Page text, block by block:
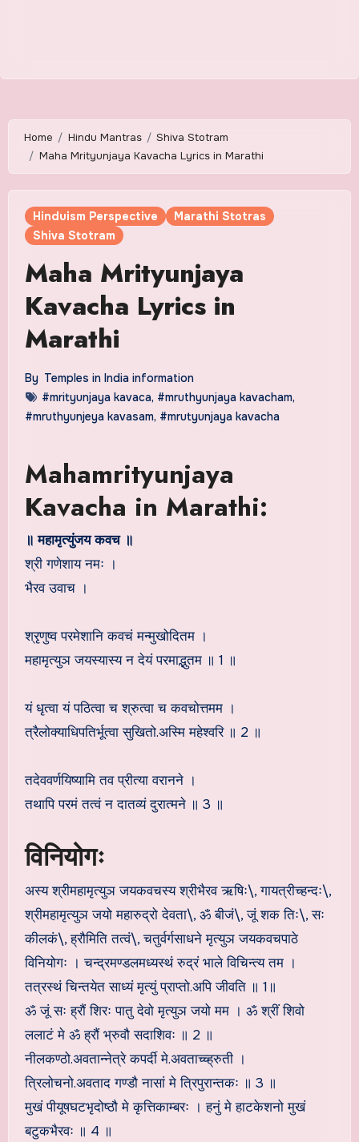
Home Hindu Mantras
Shiva Stotram
Maha Mrityunjaya Kavacha Lyrics in Marathi
Hinduism Perspective
Marathi Stotras
Shiva Stotram
Maha Mrityunjaya
Kavacha Lyrics in
Marathi
By Temples in India information
#mrityunjaya kavaca, #mruthyunjaya kavacham,
#mruthyunjeya kavasam, #mrutyunjaya kavacha
Mahamrityunjaya
Kavacha in Marathi:
॥ महामृत्युंजय कवच ॥
श्री गणेशाय नमः ।
भैरव उवाच ।
श्रृणुष्व परमेशानि कवचं मन्मुखोदितम ।
महामृत्युञ जयस्यास्य न देयं परमाद्भुतम ॥ 1 ॥
यं धृत्वा यं पठित्वा च श्रुत्वा च कवचोत्तमम ।
त्रैलोक्याधिपतिर्भूत्वा सुखितो.अस्मि महेश्वरि ॥ 2 ॥
तदेववर्णयिष्यामि तव प्रीत्या वरानने ।
तथापि परमं तत्वं न दातव्यं दुरात्मने ॥ 3 ॥
विनियोगः
अस्य श्रीमहामृत्युञ जयकवचस्य श्रीभैरव ऋषिः\, गायत्रीच्हन्दः\,
श्रीमहामृत्युञ जयो महारुद्रो देवता\, ॐ बीजं\, जूं शक तिः\, सः
कीलकं\, ह्रौमिति तत्वं\, चतुर्वर्गसाधने मृत्युञ जयकवचपाठे
विनियोगः । चन्द्रमण्डलमध्यस्थं रुद्रं भाले विचिन्त्य तम ।
तत्रस्थं चिन्तयेत साध्यं मृत्युं प्राप्तो.अपि जीवति ॥ 1॥
ॐ जूं सः ह्रौं शिरः पातु देवो मृत्युञ जयो मम । ॐ श्रीं शिवो
ललाटं मे ॐ ह्रौं भ्रुवौ सदाशिवः ॥ 2 ॥
नीलकण्ठो.अवतान्नेत्रे कपर्दी मे.अवताच्च्ह्रुती ।
त्रिलोचनो.अवताद गण्डौ नासां मे त्रिपुरान्तकः ॥ 3 ॥
मुखं पीयूषघटभृदोष्ठौ मे कृत्तिकाम्बरः । हनुं मे हाटकेशनो मुखं
बटुकभैरवः ॥ 4 ॥